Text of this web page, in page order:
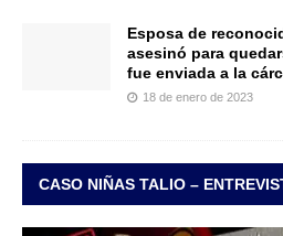
Esposa de
asesinó para
fue enviada a la
18 de enero de 2023
CASO NIÑAS TALIO –